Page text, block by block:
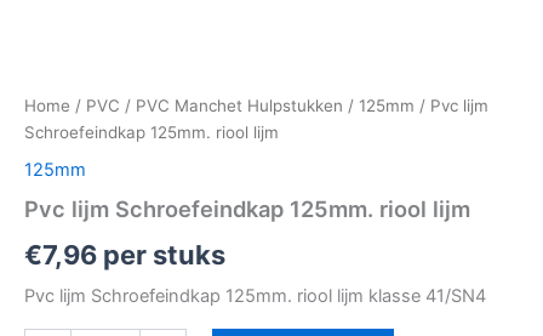
Home / PVC / PVC Manchet Hulpstukken / 125mm / Pvc lijm
Schroefeindkap 125mm. riool lijm
125mm
Pvc lijm Schroefeindkap 125mm. riool lijm
€7,96 per stuks
Pvc lijm Schroefeindkap 125mm. riool lijm klasse 41/SN4